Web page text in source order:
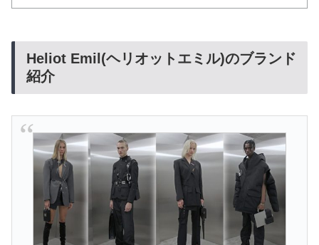
Heliot Emil(ヘリオットエミル)のブランド
紹介